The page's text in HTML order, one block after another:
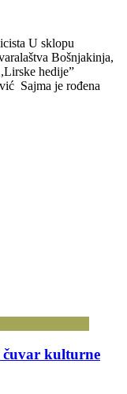
U sklopu
Bošnjakinja,
hedije”
Sajma je rođena
čuvar kulturne